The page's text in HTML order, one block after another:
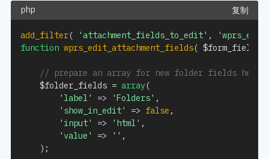
复制
add_filter( 'attachment_fields_to_edit' ,
function wprs_edit_attachment_fields( $form_fields
// prepare an array for new folder fields here
$folder_fields = array(
'label'
=> 'Folders' ,
'show_in_edit'
=> false ,
'input'
=> 'html' ,
'value'
=> '' ,
) ;